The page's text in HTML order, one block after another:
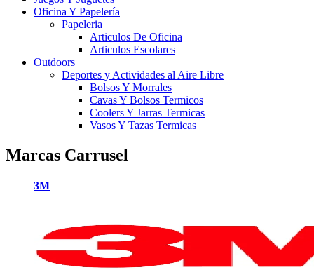
Oficina Y Papelería
Papeleria
Articulos De Oficina
Articulos Escolares
Outdoors
Deportes y Actividades al Aire Libre
Bolsos Y Morrales
Cavas Y Bolsos Termicos
Coolers Y Jarras Termicas
Vasos Y Tazas Termicas
Marcas Carrusel
3M